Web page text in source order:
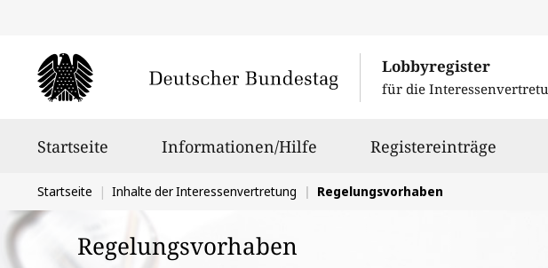
Lobbyregister
für die
Startseite Informationen/Hilfe Registereinträge
Sie
befinden
sich
Startseite Inhalte der Interessenvertretung Regelungsvorhaben
Regelungsvorhaben